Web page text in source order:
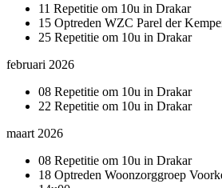
11 Repetitie om 10u in Drakar
15 Optreden WZC Parel der
25 Repetitie om 10u in Drakar
februari 2026
08 Repetitie om 10u in Drakar
22 Repetitie om 10u in Drakar
maart 2026
08 Repetitie om 10u in Drakar
18 Optreden Woonzorggroep